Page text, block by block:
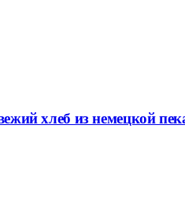
хлеб из немецкой